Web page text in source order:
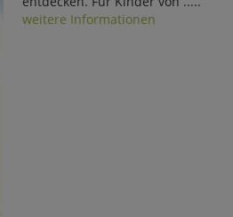
weitere Informationen